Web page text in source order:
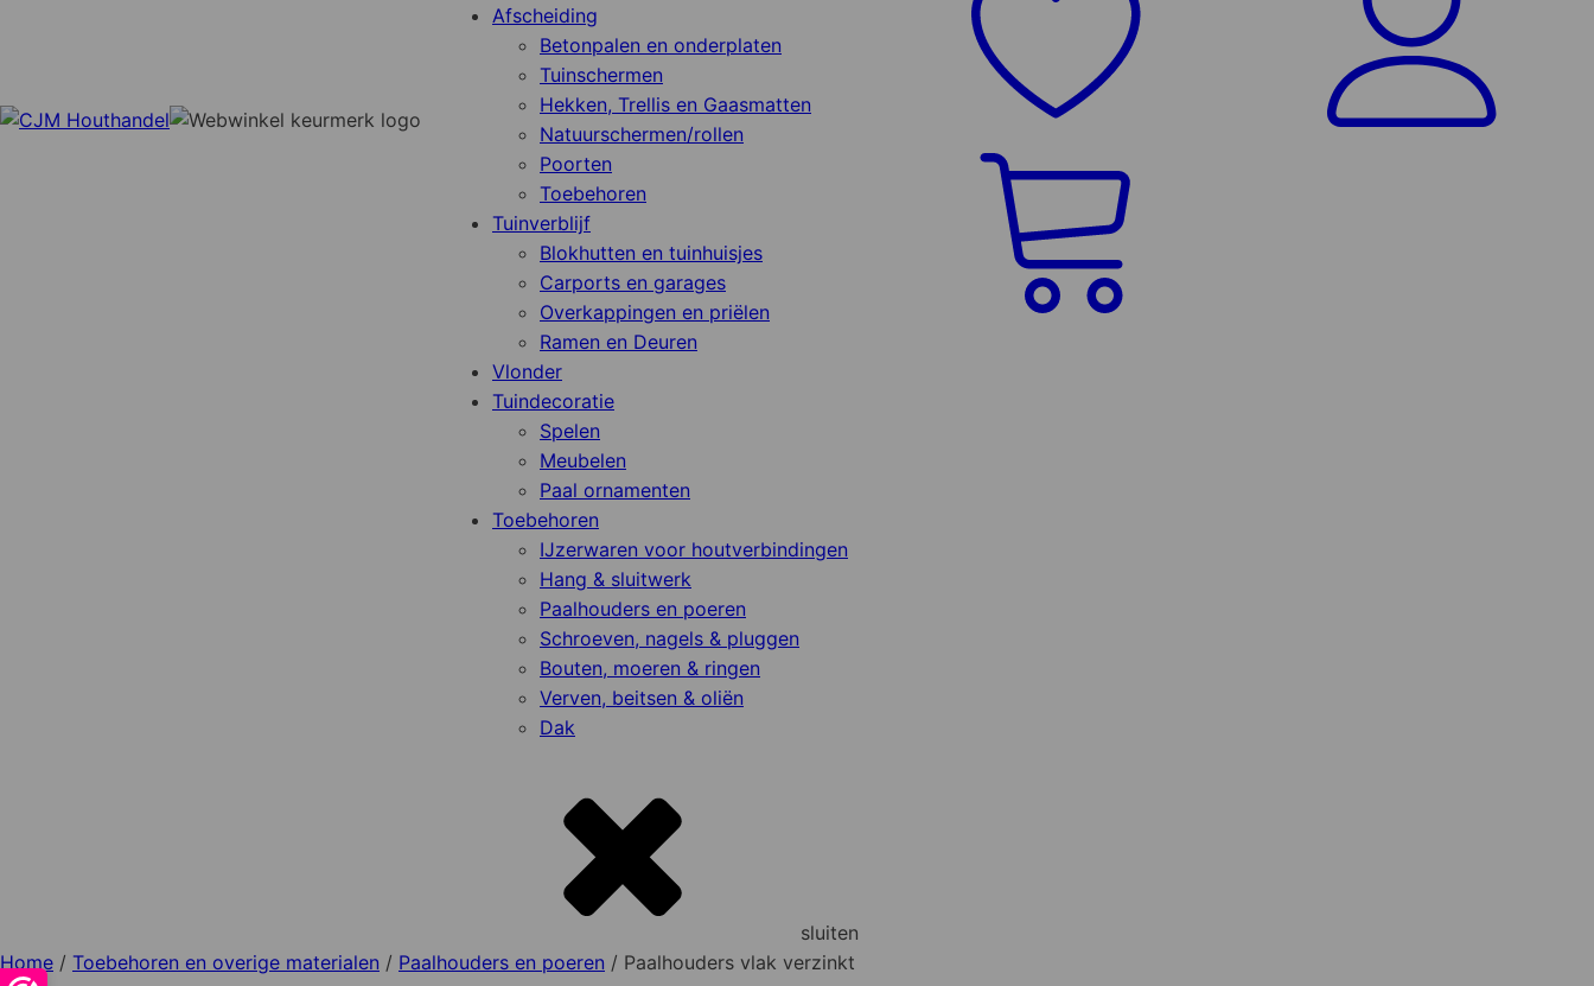
Afscheiding
Betonpalen en onderplaten
Tuinschermen
Hekken, Trellis en Gaasmatten
Natuurschermen/rollen
Poorten
Toebehoren
Tuinverblijf
Blokhutten en tuinhuisjes
Carports en garages
Overkappingen en priëlen
Ramen en Deuren
Vlonder
Tuindecoratie
Spelen
Meubelen
Paal ornamenten
Toebehoren
IJzerwaren voor houtverbindingen
Hang & sluitwerk
Paalhouders en poeren
Schroeven, nagels & pluggen
Bouten, moeren & ringen
Verven, beitsen & oliën
Dak
sluiten
Home / Toebehoren en overige materialen / Paalhouders en poeren / Paalhouders vlak verzinkt